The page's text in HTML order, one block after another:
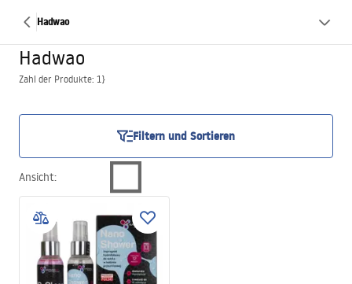
Hadwao
Hadwao
Zahl der Produkte: 1}
Filtern und Sortieren
Ansicht: